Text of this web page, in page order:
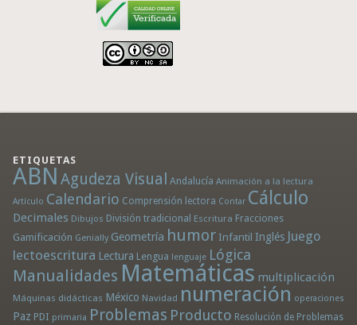
ETIQUETAS
ABN Agudeza Visual Andalucía Animación a la lectura
Artículo Calendario Comprensión lectora Contar Cálculo
Decimales Dibujos División tradicional Escritura Fracciones
Gamificación Genially Geometría humor Infantil Inglés Juego
lectoescritura Lectura Lengua lenguaje Lógica
Manualidades Matemáticas multiplicación
Máquinas didácticas México Navidad numeración operaciones
Paz PDI primaria Problemas Producto Resolución de Problemas